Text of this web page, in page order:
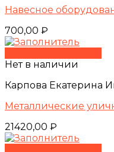
Навесное
700,00 ₽
Нет в наличии
Карпова Екатерина
Металлические
21420,00 ₽